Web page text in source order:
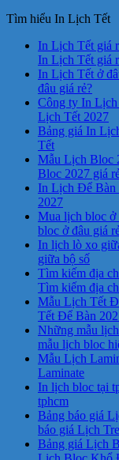
Tìm hiểu In Lịch Tết
In Lịch Tết giá
In Lịch Tết giá
In Lịch Tết ở
đâu giá rẻ?
Công ty In
Lịch Tết 2027
Bảng giá In
Tết
Mẫu Lịch Bloc
Bloc 2027 giá
In Lịch Để Bàn
2027
Mua lịch bloc ở
bloc ở đâu giá
In lịch lò xo
giữa bộ số
Tìm kiếm địa
Tìm kiếm địa
Mẫu Lịch Tết
Tết Để Bàn
Những mẫu
mẫu lịch bloc
Mẫu Lịch
Laminate
In lịch bloc tại
tphcm
Bảng báo giá
báo giá Lịch
Bảng giá Lịch